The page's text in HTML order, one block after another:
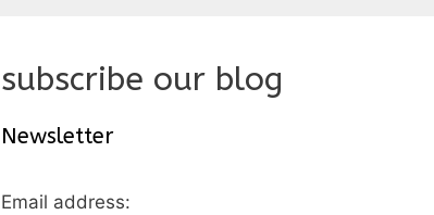
subscribe our blog
Newsletter
Email address: